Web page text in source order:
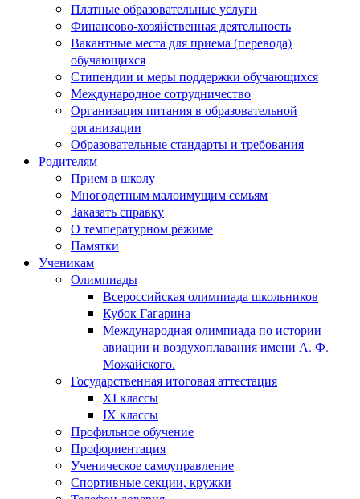
Платные образовательные услуги
Финансово-хозяйственная деятельность
Вакантные места для приема (перевода)
обучающихся
Стипендии и меры поддержки обучающихся
Международное сотрудничество
Организация питания в образовательной
организации
Образовательные стандарты и требования
Родителям
Прием в школу
Многодетным малоимущим семьям
Заказать справку
О температурном режиме
Памятки
Ученикам
Олимпиады
Всероссийская олимпиада школьников
Кубок Гагарина
Международная олимпиада по истории
авиации и воздухоплавания имени А. Ф.
Можайского.
Государственная итоговая аттестация
XI классы
IX классы
Профильное обучение
Профориентация
Ученическое самоуправление
Спортивные секции, кружки